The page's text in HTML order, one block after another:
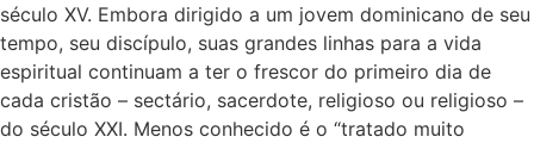
século XV. Embora dirigido a um jovem dominicano de seu
tempo, seu discípulo, suas grandes linhas para a vida
espiritual continuam a ter o frescor do primeiro dia de
cada cristão – sectário, sacerdote, religioso ou religioso –
do século XXI. Menos conhecido é o “tratado muito